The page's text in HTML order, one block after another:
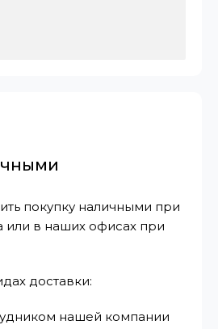
покупку наличными при
или в наших офисах при
доставки:
нашей компании